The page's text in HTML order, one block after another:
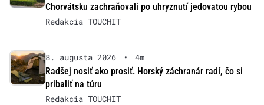
Chorvátsku zachraňovali po uhryznutí jedovatou rybou
Redakcia TOUCHIT
8. augusta 2026 •
4m
Radšej nosiť ako prosiť. Horský záchranár radí, čo si
pribaliť na túru
Redakcia TOUCHIT